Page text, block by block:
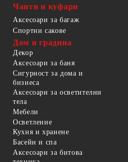
Чанти и куфари
Аксесоари за багаж
Спортни сакове
Дом и градина
Декор
Аксесоари за баня
Сигурност за дома и
бизнеса
Аксесоари за осветителни
тела
Мебели
Осветление
Кухня и хранене
Басейн и спа
Аксесоари за битова